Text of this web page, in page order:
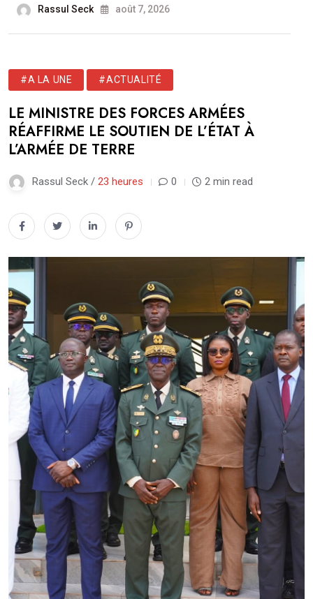
Rassul Seck août 7, 2026
#A LA UNE #ACTUALITÉ
LE MINISTRE DES FORCES ARMÉES
RÉAFFIRME LE SOUTIEN DE L’ÉTAT À
L’ARMÉE DE TERRE
Rassul Seck / 23 heures 0 2 min read